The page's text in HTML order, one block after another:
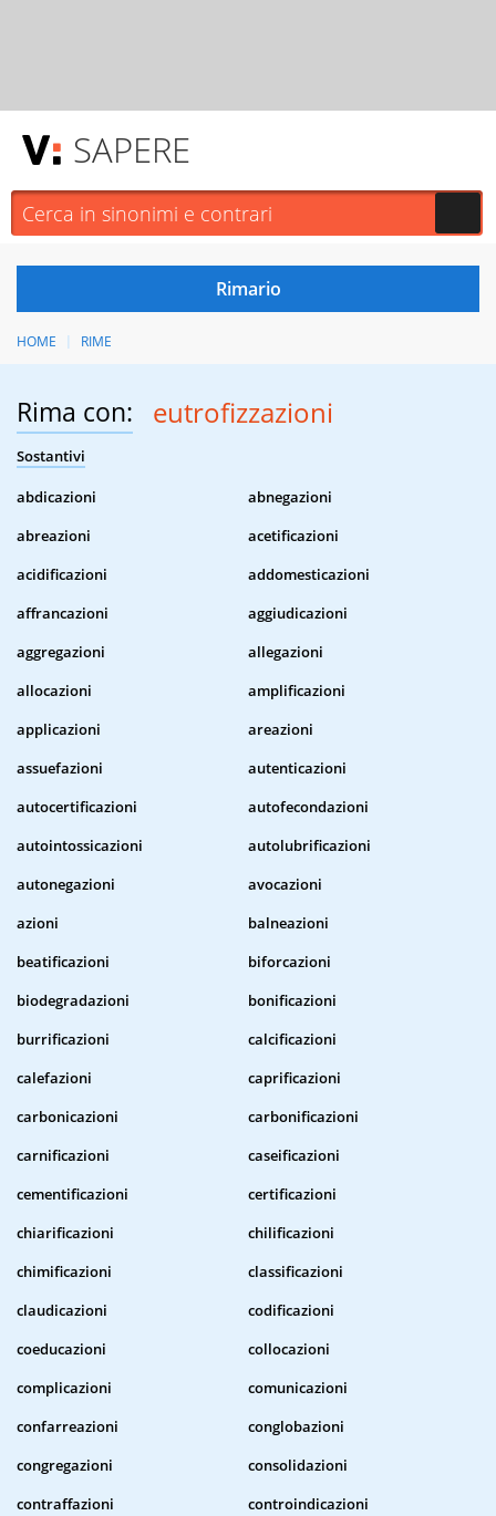
SAPERE
HOME RIME
Rima con: eutrofizzazioni
Sostantivi
abdicazioni
abnegazioni
abreazioni
acetificazioni
acidificazioni
addomesticazioni
affrancazioni
aggiudicazioni
aggregazioni
allegazioni
allocazioni
amplificazioni
applicazioni
areazioni
assuefazioni
autenticazioni
autocertificazioni
autofecondazioni
autointossicazioni
autolubrificazioni
autonegazioni
avocazioni
azioni
balneazioni
beatificazioni
biforcazioni
biodegradazioni
bonificazioni
burrificazioni
calcificazioni
calefazioni
caprificazioni
carbonicazioni
carbonificazioni
carnificazioni
caseificazioni
cementificazioni
certificazioni
chiarificazioni
chilificazioni
chimificazioni
classificazioni
claudicazioni
codificazioni
coeducazioni
collocazioni
complicazioni
comunicazioni
confarreazioni
conglobazioni
congregazioni
consolidazioni
contraffazioni
controindicazioni